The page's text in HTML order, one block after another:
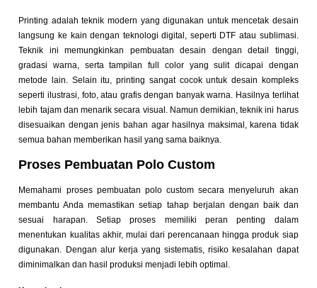
Printing adalah teknik modern yang digunakan untuk mencetak desain
langsung ke kain dengan teknologi digital, seperti DTF atau sublimasi.
Teknik ini memungkinkan pembuatan desain dengan detail tinggi,
gradasi warna, serta tampilan full color yang sulit dicapai dengan
metode lain. Selain itu, printing sangat cocok untuk desain kompleks
seperti ilustrasi, foto, atau grafis dengan banyak warna. Hasilnya terlihat
lebih tajam dan menarik secara visual. Namun demikian, teknik ini harus
disesuaikan dengan jenis bahan agar hasilnya maksimal, karena tidak
semua bahan memberikan hasil yang sama baiknya.
Proses Pembuatan Polo Custom
Memahami proses pembuatan polo custom secara menyeluruh akan
membantu Anda memastikan setiap tahap berjalan dengan baik dan
sesuai harapan. Setiap proses memiliki peran penting dalam
menentukan kualitas akhir, mulai dari perencanaan hingga produk siap
digunakan. Dengan alur kerja yang sistematis, risiko kesalahan dapat
diminimalkan dan hasil produksi menjadi lebih optimal.